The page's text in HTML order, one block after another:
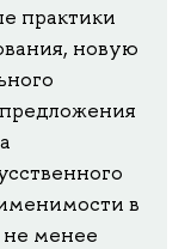
практики
новую
в
не менее